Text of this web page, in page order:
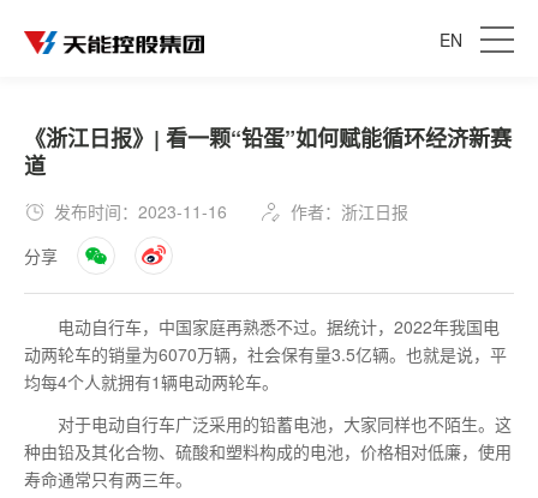
EN
《浙江日报》| 看一颗“铅蛋”如何赋能循环经济新赛
道
发布时间：2023-11-16
作者：浙江日报
分享
电动自行车，中国家庭再熟悉不过。据统计，2022年我国电
动两轮车的销量为6070万辆，社会保有量3.5亿辆。也就是说，平
均每4个人就拥有1辆电动两轮车。
对于电动自行车广泛采用的铅蓄电池，大家同样也不陌生。这
种由铅及其化合物、硫酸和塑料构成的电池，价格相对低廉，使用
寿命通常只有两三年。